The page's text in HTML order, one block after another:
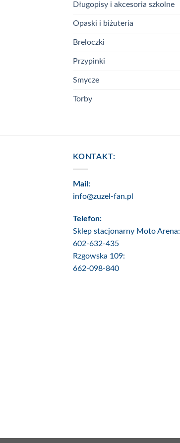
Długopisy i akcesoria szkolne
Opaski i biżuteria
Breloczki
Przypinki
Smycze
Torby
KONTAKT:
Mail:
info@zuzel-fan.pl
Telefon:
Sklep stacjonarny Moto Arena:
602-632-435
Rzgowska 109:
662-098-840